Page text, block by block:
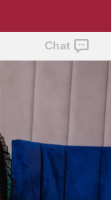
Chat